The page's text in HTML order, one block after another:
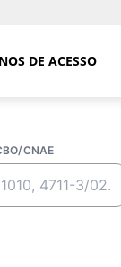
DE ACESSO
CNAE